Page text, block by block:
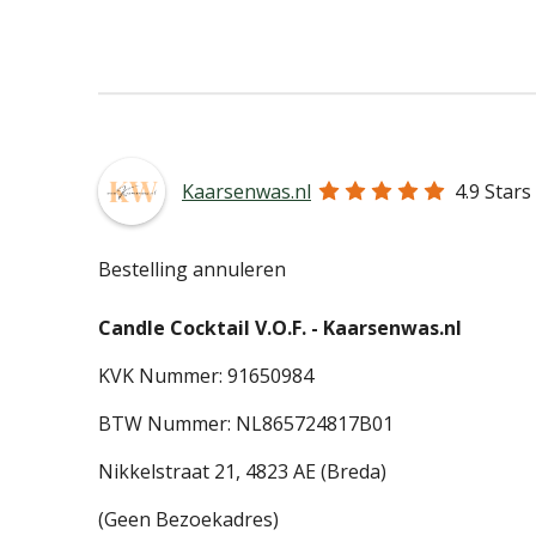
Kaarsenwas.nl 4.9 Stars
Bestelling annuleren
Candle Cocktail V.O.F. - Kaarsenwas.nl
KVK Nummer: 91650984
BTW Nummer: NL865724817B01
Nikkelstraat 21, 4823 AE (Breda)
(Geen Bezoekadres)